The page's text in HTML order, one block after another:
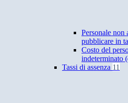
Personale non
pubblicare in
Costo del
indeterminato
Tassi di assenza 11